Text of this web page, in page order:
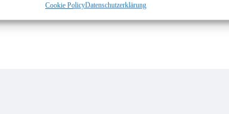
Cookie PolicyDatenschutzerklärung